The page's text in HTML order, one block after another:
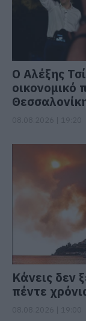
Ο Αλέξης
Κάνεις δεν
πέντε